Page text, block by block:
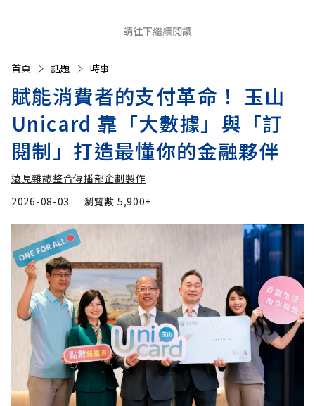
請往下繼續閱讀
首頁 話題 時事
賦能消費者的支付革命！ 玉山
Unicard 靠「大數據」與「訂
閱制」打造最懂你的金融夥伴
遠見雜誌整合傳播部企劃製作
2026-08-03
瀏覽數 5,900+